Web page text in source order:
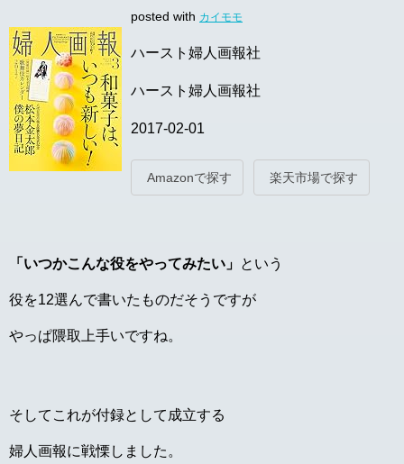
posted with カイモモ
ハースト婦人画報社
ハースト婦人画報社
2017-02-01
Amazonで探す 楽天市場で探す
「いつかこんな役をやってみたい」 という
役を12選んで書いたものだそうですが
やっぱ隈取上手いですね。
そしてこれが付録として成立する
婦人画報に戦慄しました。